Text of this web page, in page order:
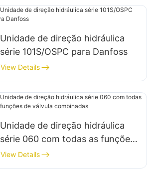
Unidade de direção hidráulica
série 101S/OSPC para Danfoss
View Details
Unidade de direção hidráulica
série 060 com todas as funções
de válvula combinadas
View Details